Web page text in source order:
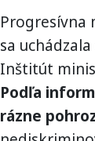
Progresívna
sa
Inštitút
Podľa
rázne